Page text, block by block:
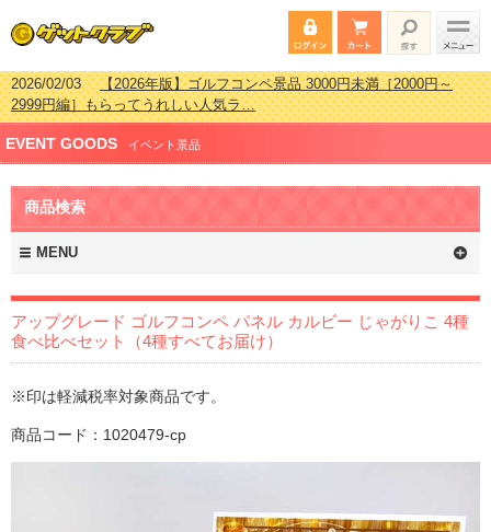
2026/02/03【2026年版】ゴルフコンペ景品 3000円未満［2000円～
2999円編］もらってうれしい人気ラ…
2026/07/15【2026年版】ビンゴゲーム景品おすすめ金額別人気ランキ
ング 更新しました！
2026/04/03【2026年版】ゴルフコンペ景品 3000円未満［2000円～
2999円編］もらってうれしい人気ラ…
2026/02/16
新しました！
EVENT GOODS イベント景品
商品検索
MENU
アップグレード ゴルフコンペ パネル カルビー じゃがりこ 4種
食べ比べセット（4種すべてお届け）
※印は軽減税率対象商品です。
商品コード：1020479-cp